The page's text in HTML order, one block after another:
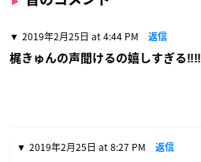
2019年2月25日 at 4:44 PM 返信
梶きゅんの声聞けるの嬉しすぎる‼‼
2019年2月25日 at 8:27 PM 返信